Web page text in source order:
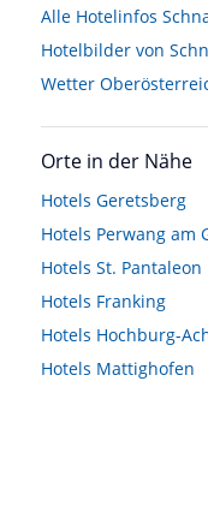
Alle Hotelinfos
Hotelbilder von
Wetter
Orte in der Nähe
Hotels Geretsberg
Hotels Perwang am
Hotels St. Pantaleon
Hotels Franking
Hotels Hochburg-
Hotels Mattighofen